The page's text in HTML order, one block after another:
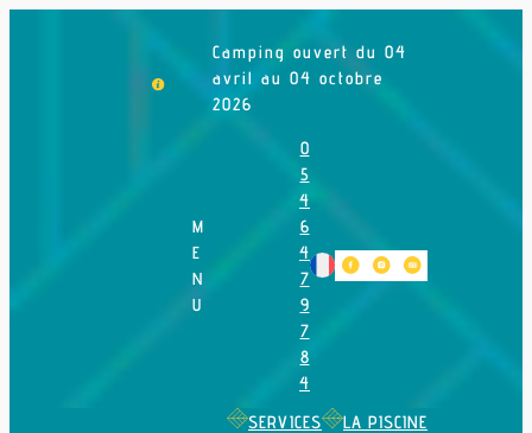
Camping ouvert du 04
avril au 04 octobre
2026
M
E
N
U
0
5
4
6
4
7
9
7
8
4
SERVICES
LA PISCINE